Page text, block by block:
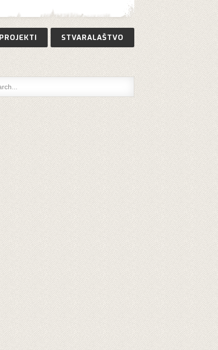
PROJEKTI STVARALAŠTVO